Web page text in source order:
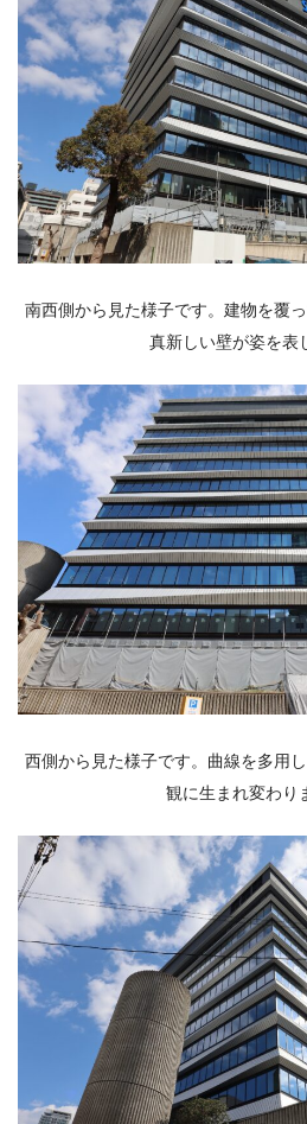
南西側から見た様子です。建物を覆
真新しい壁が姿を表
西側から見た様子です。曲線を多用
観に生まれ変わり